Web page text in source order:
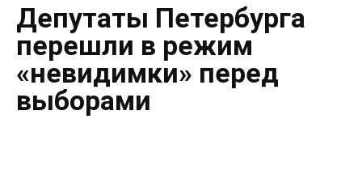
Депутаты Петербурга
перешли в режим
«невидимки» перед
выборами